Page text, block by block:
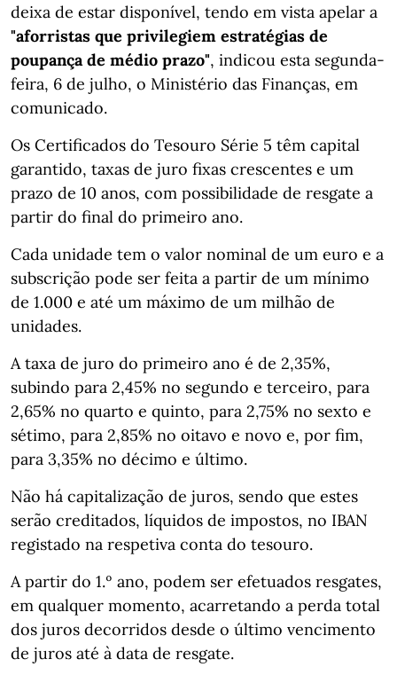
deixa de estar disponível, tendo em vista apelar a
"aforristas que privilegiem estratégias de
poupança de médio prazo", indicou esta segunda-
feira, 6 de julho, o Ministério das Finanças, em
comunicado.
Os Certificados do Tesouro Série 5 têm capital
garantido, taxas de juro fixas crescentes e um
prazo de 10 anos, com possibilidade de resgate a
partir do final do primeiro ano.
Cada unidade tem o valor nominal de um euro e a
subscrição pode ser feita a partir de um mínimo
de 1.000 e até um máximo de um milhão de
unidades.
A taxa de juro do primeiro ano é de 2,35%,
subindo para 2,45% no segundo e terceiro, para
2,65% no quarto e quinto, para 2,75% no sexto e
sétimo, para 2,85% no oitavo e novo e, por fim,
para 3,35% no décimo e último.
Não há capitalização de juros, sendo que estes
serão creditados, líquidos de impostos, no IBAN
registado na respetiva conta do tesouro.
A partir do 1.º ano, podem ser efetuados resgates,
em qualquer momento, acarretando a perda total
dos juros decorridos desde o último vencimento
de juros até à data de resgate.